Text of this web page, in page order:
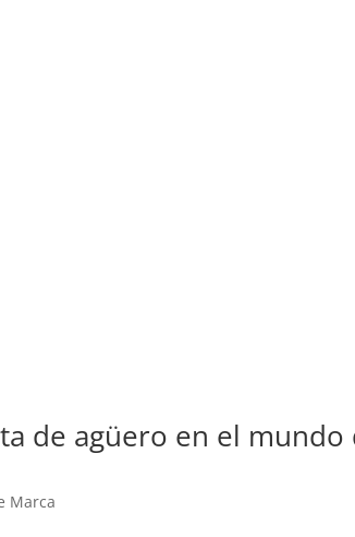
de agüero en el mundo
Marca